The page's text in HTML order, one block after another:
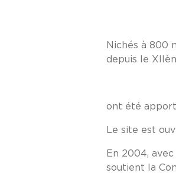
Nichés à 800
depuis le
ont été
Le site est
En 2004,
soutient la